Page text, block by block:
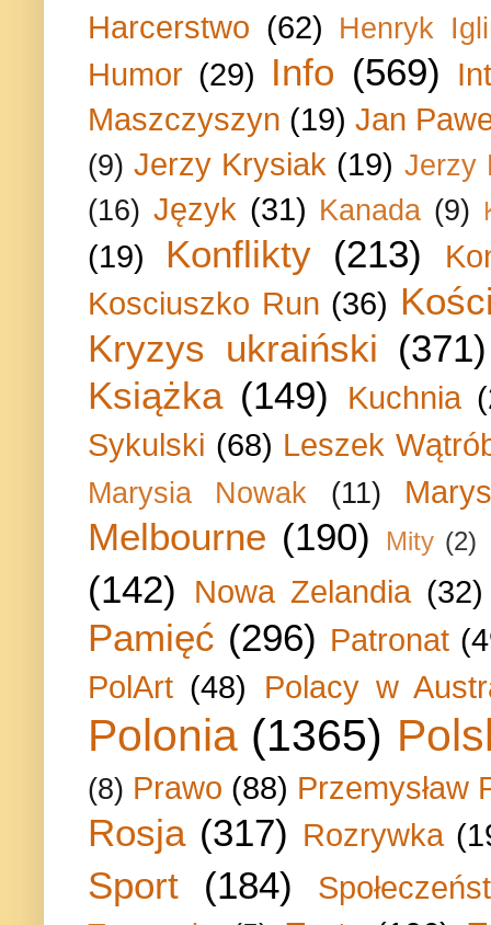
Harcerstwo (62) Henryk
Humor (29) Info (569)
Maszczyszyn (19) Jan
(9) Jerzy Krysiak (19) Jerzy
(16) Język (31) Kanada (9)
(19) Konflikty (213)
Kosciuszko Run (36)
Kryzys ukraiński (371)
Książka (149) Kuchnia
Sykulski (68) Leszek
Marysia Nowak (11)
Melbourne (190) Mity (2)
(142) Nowa Zelandia (32)
Pamięć (296) Patronat
PolArt (48) Polacy w
Polonia (1365)
(8) Prawo (88) Przemysław
Rosja (317) Rozrywka
Sport (184)